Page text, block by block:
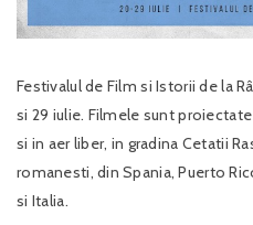
Festivalul de Film si Istorii de la
si 29 iulie. Filmele sunt
si in aer liber, in gradina Cetatii
romanesti, din Spania, Puerto
si Italia.